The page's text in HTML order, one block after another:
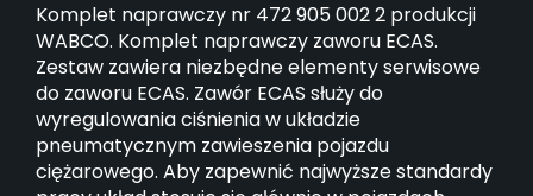
Komplet naprawczy nr 472 905 002 2 produkcji
WABCO. Komplet naprawczy zaworu ECAS.
Zestaw zawiera niezbędne elementy serwisowe
do zaworu ECAS. Zawór ECAS służy do
wyregulowania ciśnienia w układzie
pneumatycznym zawieszenia pojazdu
ciężarowego. Aby zapewnić najwyższe standardy